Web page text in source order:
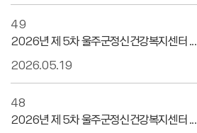
49
2026년 제 5차 울주군정신건강복지센터 ...
2026.05.19
48
2026년 제 5차 울주군정신건강복지센터 ...